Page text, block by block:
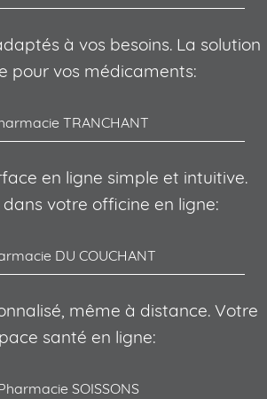
à vos besoins. La solution
pour vos médicaments:
TRANCHANT
en ligne simple et intuitive.
dans votre officine en ligne:
DU COUCHANT
même à distance. Votre
santé en ligne:
SOISSONS